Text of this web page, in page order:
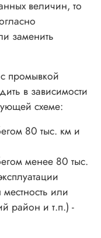
величин, то
заменить
промывкой
в зависимости
схеме:
80 тыс. км и
менее 80 тыс.
или
район и т.п.) -